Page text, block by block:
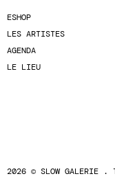
ESHOP
LES ARTISTES
AGENDA
LE LIEU
2026 © SLOW GALERIE .